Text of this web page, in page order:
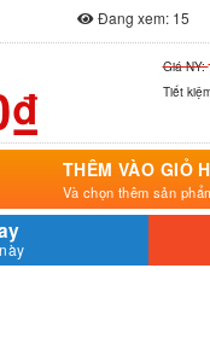
Đang xem: 15
Giá NY:
Tiết
THÊM VÀO GIỎ
Và chọn thêm sản